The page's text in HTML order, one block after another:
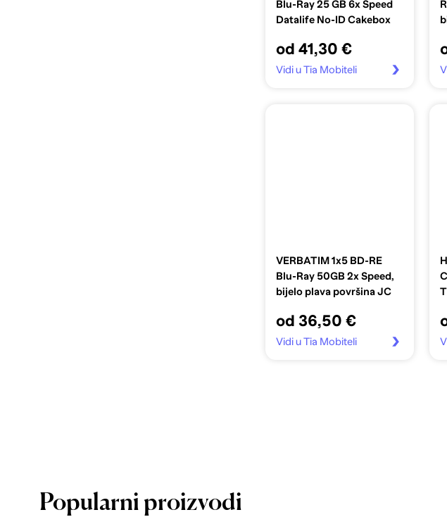
Blu-Ray 25 GB 6x Speed
Datalife No-ID Cakebox
od 41,30 €
Vidi u Tia Mobiteli
VERBATIM 1x5 BD-RE
Blu-Ray 50GB 2x Speed,
bijelo plava površina JC
od 36,50 €
Vidi u Tia Mobiteli
Popularni proizvodi